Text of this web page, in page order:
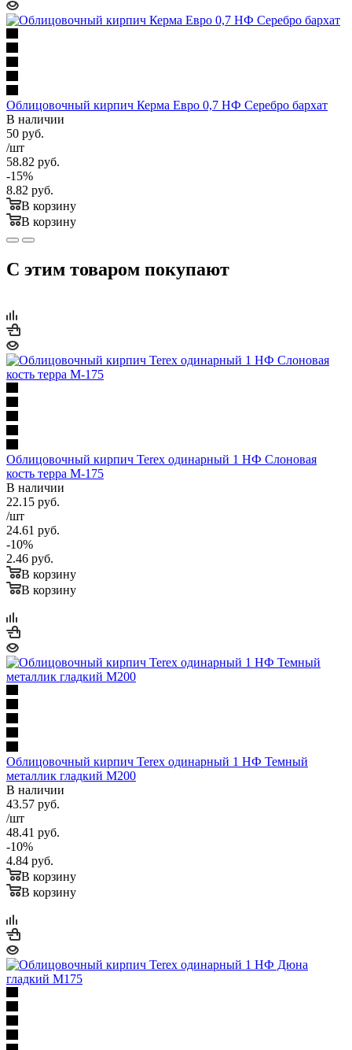
Облицовочный кирпич Керма Евро 0,7 НФ Серебро бархат
В наличии
50 руб.
/шт
58.82 руб.
-15%
8.82 руб.
В корзину
В корзину
С этим товаром покупают
Облицовочный кирпич Terex одинарный 1 НФ Слоновая
кость терра М-175
В наличии
22.15 руб.
/шт
24.61 руб.
-10%
2.46 руб.
В корзину
В корзину
Облицовочный кирпич Terex одинарный 1 НФ Темный
металлик гладкий М200
В наличии
43.57 руб.
/шт
48.41 руб.
-10%
4.84 руб.
В корзину
В корзину